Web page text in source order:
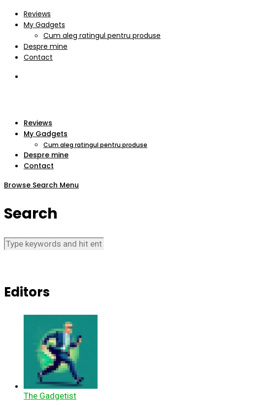
Reviews
My Gadgets
Cum aleg ratingul pentru produse
Despre mine
Contact
Reviews
My Gadgets
Cum aleg ratingul pentru produse
Despre mine
Contact
Browse Search Menu
Search
Editors
The Gadgetist